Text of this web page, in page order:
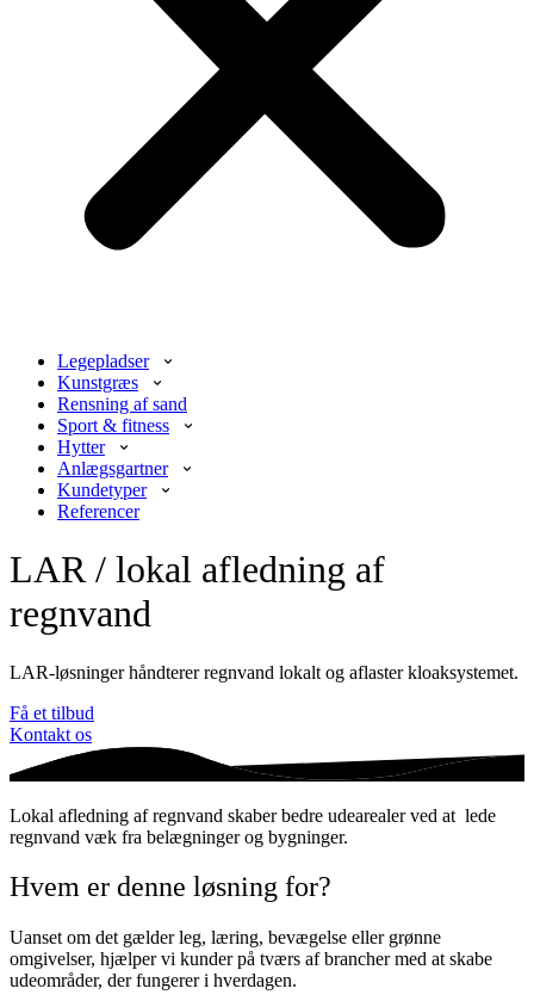
Legepladser
Kunstgræs
Rensning af sand
Sport & fitness
Hytter
Anlægsgartner
Kundetyper
Referencer
LAR / lokal afledning af
regnvand
LAR-løsninger håndterer regnvand lokalt og aflaster kloaksystemet.
Få et tilbud
Kontakt os
Lokal afledning af regnvand skaber bedre udearealer ved at lede
regnvand væk fra belægninger og bygninger.
Hvem er denne løsning for?
Uanset om det gælder leg, læring, bevægelse eller grønne
omgivelser, hjælper vi kunder på tværs af brancher med at skabe
udeområder, der fungerer i hverdagen.